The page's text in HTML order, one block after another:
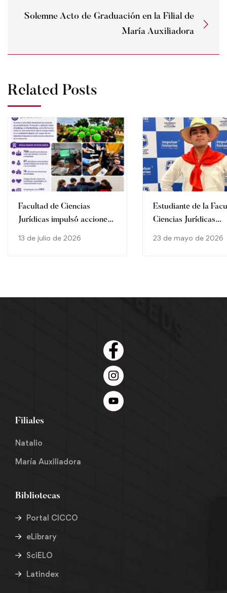
Solemne Acto de Graduación en la Filial de
María Auxiliadora
Related Posts
Facultad de Ciencias
Jurídicas impulsó acciones
13 de julio de 2026
Estudiante de la
Ciencias Jurídicas
23 de mayo de 2026
Filiales
Natalio
María Auxiliadora
Bibliotecas
Portal CICCO
eLibrary
SciELO
Latindex